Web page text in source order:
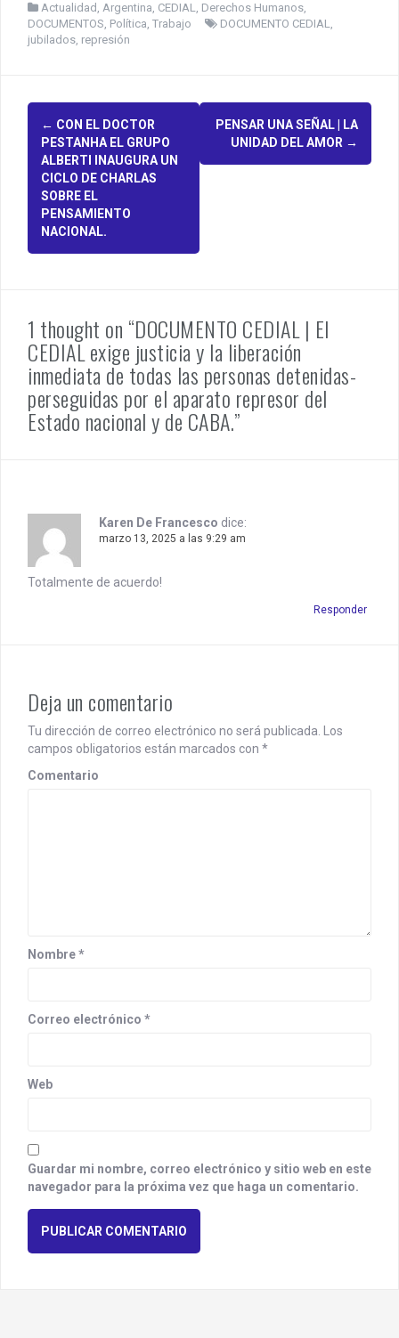
Actualidad , Argentina, CEDIAL, Derechos Humanos,
DOCUMENTOS, Política, Trabajo DOCUMENTO CEDIAL,
jubilados, represión
n
v
i
g
a
o
← CON EL DOCTOR
PESTANHA EL GRUPO
ALBERTI INAUGURA UN
CICLO DE CHARLAS
SOBRE EL
PENSAMIENTO
NACIONAL.
PENSAR UNA SEÑAL | LA
UNIDAD DEL AMOR →
1 thought on “DOCUMENTO CEDIAL | El
CEDIAL exige justicia y la liberación
inmediata de todas las personas detenidas-
perseguidas por el aparato represor del
Estado nacional y de CABA.”
Karen De Francesco dice:
marzo 13, 2025 a las 9:29 am
Totalmente de acuerdo!
Responder
Deja un comentario
Tu dirección de correo electrónico no será publicada. Los
campos obligatorios están marcados con *
Comentario
Nombre*
Correo electrónico *
Web
Guardar mi nombre, correo electrónico y sitio web en este
navegador para la próxima vez que haga un comentario.